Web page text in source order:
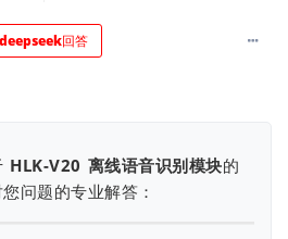
deepseek回答
HLK-V20 离线语音识别模块的
问题的专业解答：